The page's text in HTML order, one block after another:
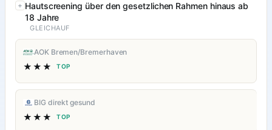
Hautscreening über den gesetzlichen Rahmen hinaus ab
18 Jahre
GLEICHAUF
AOK Bremen/Bremerhaven
★★★ TOP
BIG direkt gesund
★★★ TOP